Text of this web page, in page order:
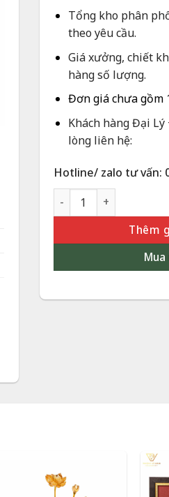
Tổng kho phân
theo yêu cầu.
Giá xưởng, chiết
hàng số lượng.
Đơn giá chưa gồm
Khách hàng Đại Lý
lòng liên hệ:
Hotline/ zalo tư vấn:
Tranh Thuyền Dát
Thêm